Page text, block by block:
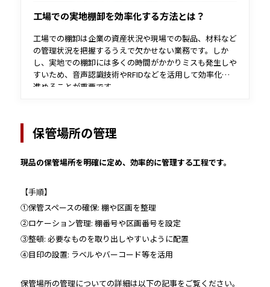
工場での実地棚卸を効率化する方法とは？
工場での棚卸は企業の資産状況や現場での製品、材料など
の管理状況を把握するうえで欠かせない業務です。しか
し、実地での棚卸には多くの時間がかかりミスも発生しや
すいため、音声認識技術やRFIDなどを活用して効率化を
進めることが重要です。
保管場所の管理
現品の保管場所を明確に定め、効率的に管理する工程です。
【手順】
①保管スペースの確保: 棚や区画を整理
②ロケーション管理: 棚番号や区画番号を設定
③整頓: 必要なものを取り出しやすいように配置
④目印の設置: ラベルやバーコード等を活用
保管場所の管理についての詳細は以下の記事をご覧ください。